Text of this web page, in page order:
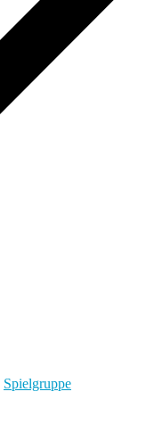
Spielgruppe